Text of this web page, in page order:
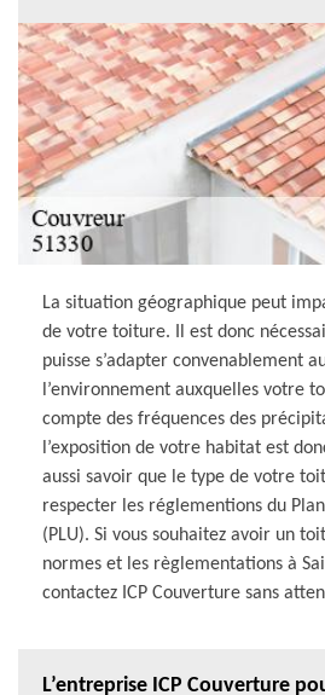
La situation géographique peut
de votre toiture. Il est donc
puisse s’adapter convenablement
l’environnement auxquelles votre
compte des fréquences des
l’exposition de votre habitat est
aussi savoir que le type de votre
respecter les réglementions du
(PLU). Si vous souhaitez avoir un
normes et les règlementations à
contactez ICP Couverture sans
L’entreprise ICP Couverture